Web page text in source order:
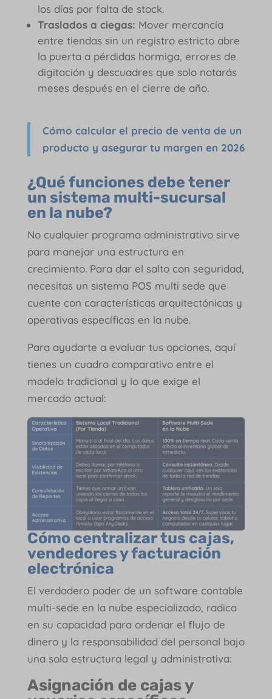
los días por falta de stock.
Traslados a ciegas: Mover mercancía
entre tiendas sin un registro estricto abre
la puerta a pérdidas hormiga, errores de
digitación y descuadres que solo notarás
meses después en el cierre de año.
Cómo calcular el precio de venta de un
producto y asegurar tu margen en 2026
¿Qué funciones debe tener
un sistema multi-sucursal
en la nube?
No cualquier programa administrativo sirve
para manejar una estructura en
crecimiento. Para dar el salto con seguridad,
necesitas un sistema POS multi sede que
cuente con características arquitectónicas y
operativas específicas en la nube.
Para ayudarte a evaluar tus opciones, aquí
tienes un cuadro comparativo entre el
modelo tradicional y lo que exige el
mercado actual:
Cómo centralizar tus cajas,
vendedores y facturación
electrónica
El verdadero poder de un software contable
multi-sede en la nube especializado, radica
en su capacidad para ordenar el flujo de
dinero y la responsabilidad del personal bajo
una sola estructura legal y administrativa:
Asignación de cajas y